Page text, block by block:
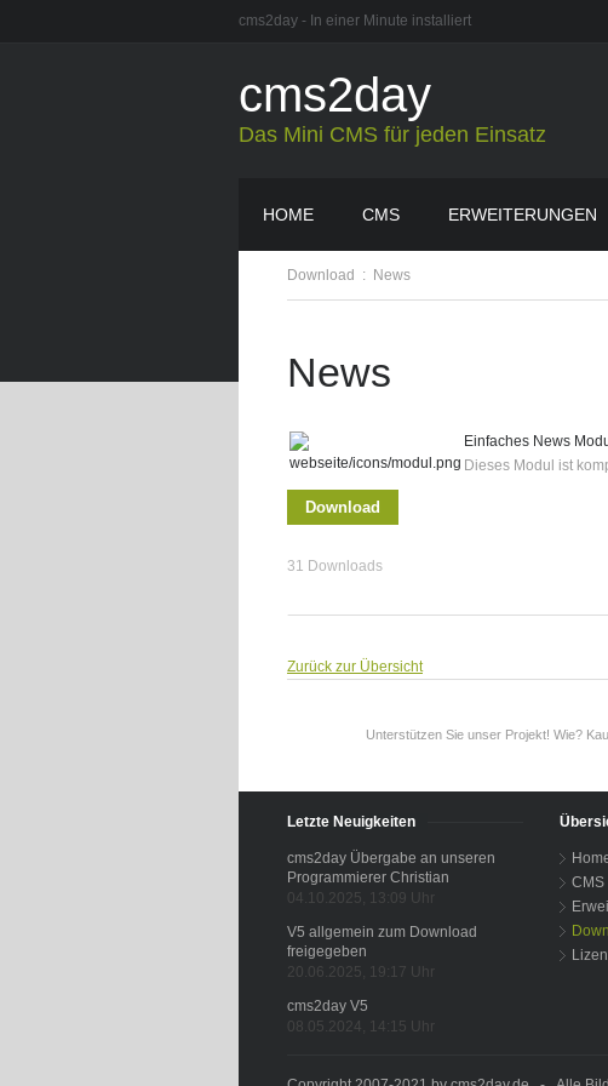
cms2day - In einer Minute installiert
cms2day
Das Mini CMS für jeden Einsatz
HOME CMS ERWEITERUNGEN
Download : News
News
Einfaches News
Dieses Modul ist
Download
31 Downloads
Zurück zur Übersicht
Unterstützen Sie unser Projekt! Wie?
Letzte Neuigkeiten
cms2day Übergabe an unseren
Programmierer Christian
04.10.2025, 13:09 Uhr
V5 allgemein zum Download
freigegeben
20.06.2025, 19:17 Uhr
cms2day V5
08.05.2024, 14:15 Uhr
CMS